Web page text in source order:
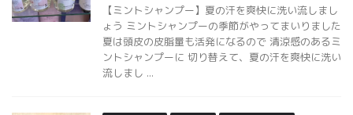
【ミントシャンプー】夏の汗を爽快に洗い流しまし
ょう ミントシャンプーの季節がやってまいりました
夏は頭皮の皮脂量も活発になるので 清涼感のあるミ
ントシャンプーに 切り替えて、夏の汗を爽快に洗い
流しまし ...